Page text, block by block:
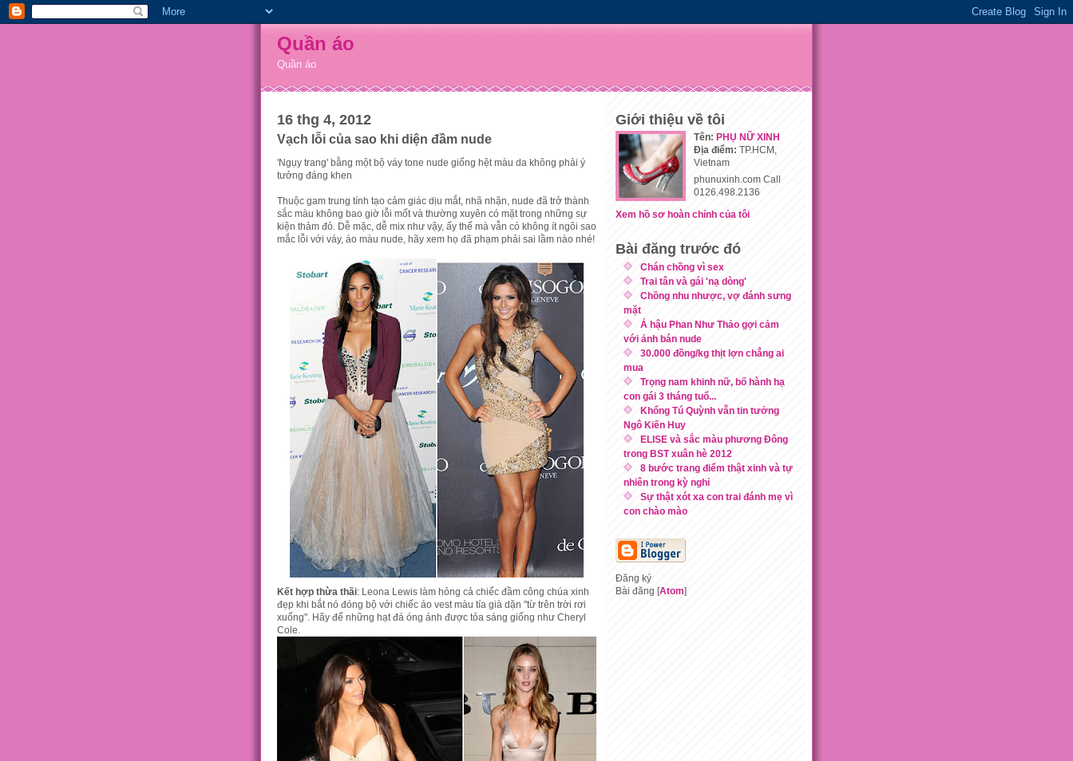
Quần áo
Quần áo
16 thg 4, 2012
Vạch lỗi của sao khi diện đầm nude
'Ngụy trang' bằng một bộ váy tone nude giống hệt màu da không phải ý
tưởng đáng khen
Thuộc gam trung tính tạo cảm giác dịu mắt, nhã nhặn, nude đã trở thành
sắc màu không bao giờ lỗi mốt và thường xuyên có mặt trong những sự
kiện thảm đỏ. Dễ mặc, dễ mix như vậy, ấy thế mà vẫn có không ít ngôi sao
mắc lỗi với váy, áo màu nude, hãy xem họ đã phạm phải sai lầm nào nhé!
Kết hợp thừa thãi: Leona Lewis làm hỏng cả chiếc đầm công chúa xinh
đẹp khi bắt nó đóng bộ với chiếc áo vest màu tía già dặn "từ trên trời rơi
xuống". Hãy để những hạt đá óng ánh được tỏa sáng giống như Cheryl
Cole.
Giới thiệu về tôi
Tên: PHỤ NỮ XINH
Địa điểm: TP.HCM,
Vietnam
phunuxinh.com Call
0126.498.2136
Xem hồ sơ hoàn chỉnh của tôi
Bài đăng trước đó
Chán chồng vì sex
Trai tân và gái 'nạ dòng'
Chồng nhu nhược, vợ đánh sưng
mặt
Á hậu Phan Như Thảo gợi cảm
với ảnh bán nude
30.000 đồng/kg thịt lợn chẳng ai
mua
Trọng nam khinh nữ, bố hành hạ
con gái 3 tháng tuổ...
Khổng Tú Quỳnh vẫn tin tưởng
Ngô Kiến Huy
ELISE và sắc màu phương Đông
trong BST xuân hè 2012
8 bước trang điểm thật xinh và tự
nhiên trong kỳ nghỉ
Sự thật xót xa con trai đánh mẹ vì
con chào mào
Đăng ký
Bài đăng [Atom]